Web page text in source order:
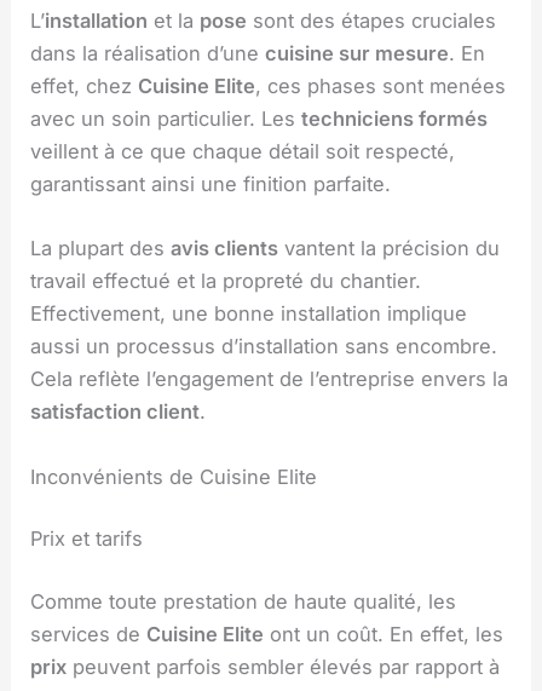
L’installation et la pose sont des étapes cruciales
dans la réalisation d’unecuisine sur mesure. En
effet, chez Cuisine Elite, ces phases sont menées
avec un soin particulier. Lestechniciens formés
veillent à ce que chaque détail soit respecté,
garantissant ainsi une finition parfaite.
La plupart desavis clients vantent la précision du
travail effectué et la propreté du chantier.
Effectivement, une bonne installation implique
aussi un processus d’installation sans encombre.
Cela reflète l’engagement de l’entreprise envers la
satisfaction client.
Inconvénients de Cuisine Elite
Prix et tarifs
Comme toute prestation de haute qualité, les
services de Cuisine Elite ont un coût. En effet, les
prix peuvent parfois sembler élevés par rapport à